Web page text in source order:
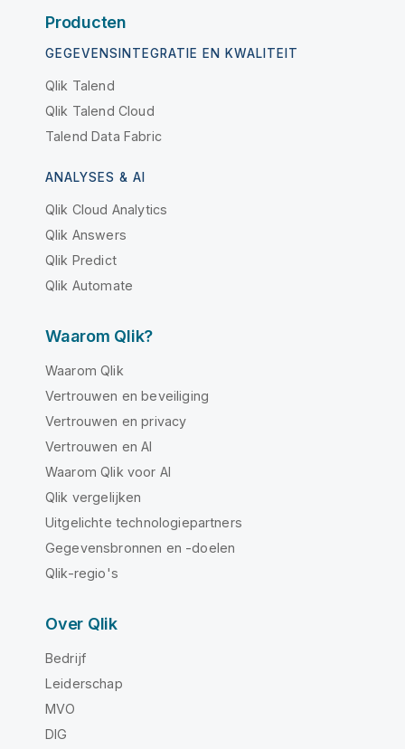
Producten
GEGEVENSINTEGRATIE EN KWALITEIT
Qlik Talend
Qlik Talend Cloud
Talend Data Fabric
ANALYSES & AI
Qlik Cloud Analytics
Qlik Answers
Qlik Predict
Qlik Automate
Waarom Qlik?
Waarom Qlik
Vertrouwen en beveiliging
Vertrouwen en privacy
Vertrouwen en AI
Waarom Qlik voor AI
Qlik vergelijken
Uitgelichte technologiepartners
Gegevensbronnen en -doelen
Qlik-regio's
Over Qlik
Bedrijf
Leiderschap
MVO
DIG